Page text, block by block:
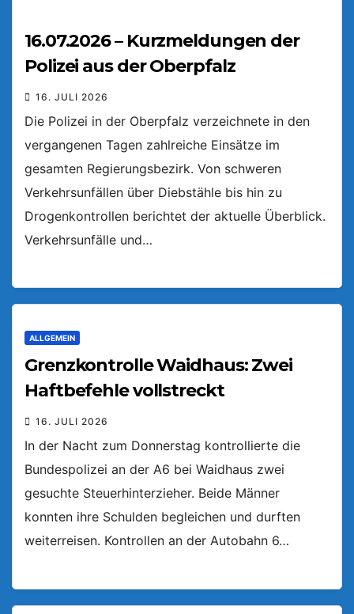
16.07.2026 – Kurzmeldungen der
Polizei aus der Oberpfalz
16. JULI 2026
Die Polizei in der Oberpfalz verzeichnete in den
vergangenen Tagen zahlreiche Einsätze im
gesamten Regierungsbezirk. Von schweren
Verkehrsunfällen über Diebstähle bis hin zu
Drogenkontrollen berichtet der aktuelle Überblick.
Verkehrsunfälle und…
ALLGEMEIN
Grenzkontrolle Waidhaus: Zwei
Haftbefehle vollstreckt
16. JULI 2026
In der Nacht zum Donnerstag kontrollierte die
Bundespolizei an der A6 bei Waidhaus zwei
gesuchte Steuerhinterzieher. Beide Männer
konnten ihre Schulden begleichen und durften
weiterreisen. Kontrollen an der Autobahn 6…